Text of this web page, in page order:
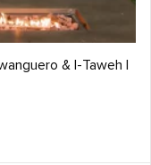
& I-Taweh |